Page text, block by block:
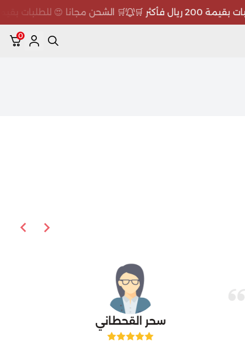
ريال فأكثر 🛒 🛒 الشحن مجانا 😍 للطلبات بقيمة 200 ريال
0
سحر القحطاني